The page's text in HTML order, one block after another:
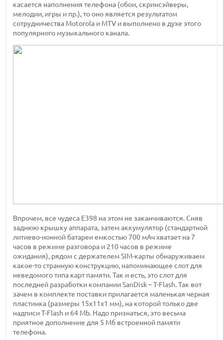
касается наполнения телефона (обои, скринсэйверы,
мелодии, игры и пр.), то оно является результатом
сотрудничества Motorola и MTV и выполнено в духе этого
популярного музыкального канала.
Впрочем, все чудеса E398 на этом не заканчиваются. Сняв
заднюю крышку аппарата, затем аккумулятор (стандартной
литиево-ионной батареи емкостью 700 мАч хватает на 7
часов в режиме разговора и 210 часов в режиме
ожидания), рядом с держателем SIM-карты обнаруживаем
какое-то странную конструкцию, напоминающее слот для
неведомого типа карт памяти. Так и есть, это слот для
последней разработки компании SanDisk – T-Flash. Так вот
зачем в комплекте поставки прилагается маленькая черная
пластинка (размеры 15х11х1 мм), на которой только две
надписи T-Flash и 64 Mb. Надо признаться, это весьма
приятное дополнение для 5 Мб встроенной памяти
телефона.